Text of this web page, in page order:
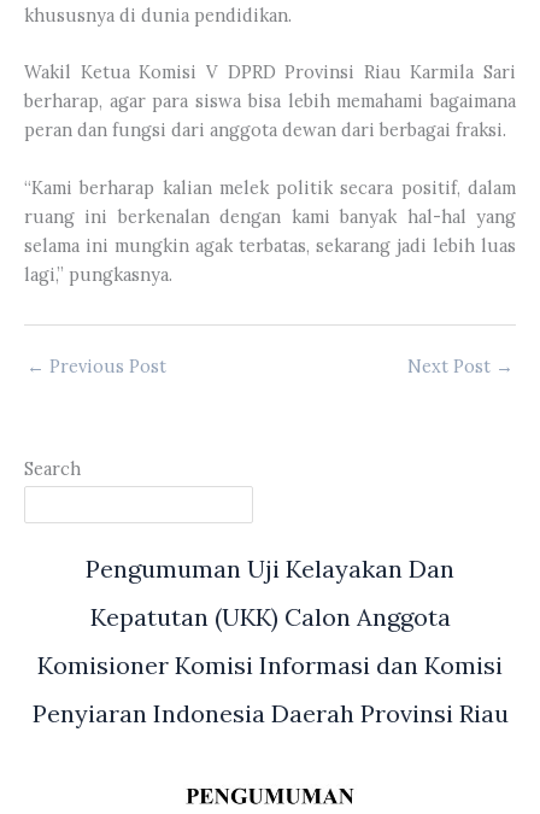
khususnya di dunia pendidikan.
Wakil Ketua Komisi V DPRD Provinsi Riau Karmila Sari
berharap, agar para siswa bisa lebih memahami bagaimana
peran dan fungsi dari anggota dewan dari berbagai fraksi.
“Kami berharap kalian melek politik secara positif, dalam
ruang ini berkenalan dengan kami banyak hal-hal yang
selama ini mungkin agak terbatas, sekarang jadi lebih luas
lagi,” pungkasnya.
← Previous Post Next Post →
Search
Pengumuman Uji Kelayakan Dan
Kepatutan (UKK) Calon Anggota
Komisioner Komisi Informasi dan Komisi
Penyiaran Indonesia Daerah Provinsi Riau